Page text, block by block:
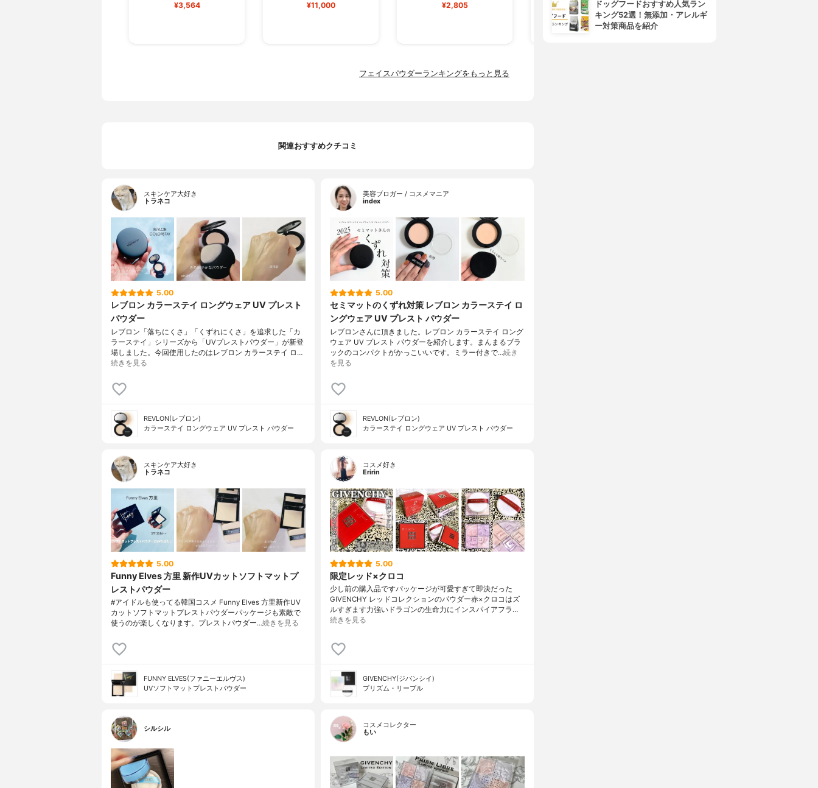
¥3,564 ¥11,000 ¥2,805
マー
3.95(7)
¥4,950
フェイスパウダーランキングをもっと見る
関連おすすめクチコミ
スキンケア大好き
トラネコ
5.00
レブロン カラーステイ ロングウェア UV プレスト
パウダー
レブロン「落ちにくさ」「くずれにくさ」を追求した「カ
ラーステイ」シリーズから「UVプレストパウダー」が新登
場しました。今回使用したのはレブロン カラーステイ ロ…
続きを見る
REVLON(レブロン)
カラーステイ ロングウェア UV プレスト パウダー
美容ブロガー / コスメマニア
index
5.00
セミマットのくずれ対策 レブロン カラーステイ ロ
ングウェア UV プレスト パウダー
レブロンさんに頂きました。レブロン カラーステイ ロング
ウェア UV プレスト パウダーを紹介します。まんまるブラ
ックのコンパクトがかっこいいです。ミラー付きで…続き
を見る
REVLON(レブロン)
カラーステイ ロングウェア UV プレスト パウダー
スキンケア大好き
トラネコ
5.00
Funny Elves 方里 新作UVカットソフトマットプ
レストパウダー
#アイドルも使ってる韓国コスメ Funny Elves 方里新作UV
カットソフトマットプレストパウダーパッケージも素敵で
使うのが楽しくなります。プレストパウダー…続きを見る
FUNNY ELVES(ファニーエルヴス)
UVソフトマットプレストパウダー
コスメ好き
Eririn
5.00
限定レッド×クロコ
少し前の購入品ですパッケージが可愛すぎて即決だった
GIVENCHY レッドコレクションのパウダー赤×クロコはズ
ルすぎます力強いドラゴンの生命力にインスパイアフラ…
続きを見る
GIVENCHY(ジバンシイ)
プリズム・リーブル
シルシル
コスメコレクター
もい
ドッグフードおすすめ人気ラン
キング52選！無添加・アレルギ
ー対策商品を紹介